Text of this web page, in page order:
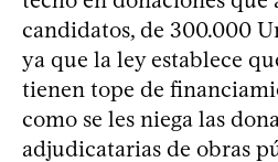
candidatos, de 300.000
ya que la ley establece
tienen tope de
como se les niega las
adjudicatarias de obras